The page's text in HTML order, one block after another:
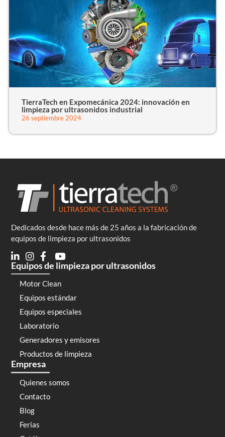
TierraTech en Expomecánica 2024: innovación en
limpieza por ultrasonidos industrial
26 septiembre 2024
Dedicados desde hace más de 25 años a la fabricación de
equipos de limpieza por ultrasonidos
Equipos de limpieza por ultrasonidos
Motor Clean
Equipos estándar
Equipos especiales
Laboratorio
Generadores y emisores
Productos de limpieza
Empresa
Quienes somos
Contacto
Blog
Ferias